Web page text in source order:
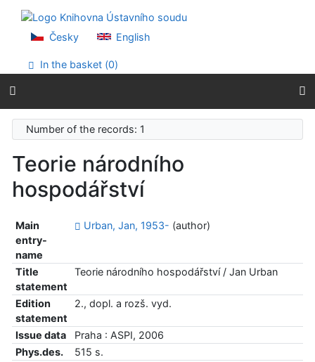
Go to menu
Accessibility declaration
Česky English
In the basket (0)
Number of the records: 1
Teorie národního
hospodářství
Main
entry-
name
Urban, Jan, 1953- (author)
Title
statement
Teorie národního hospodářství / Jan Urban
Edition
statement
2., dopl. a rozš. vyd.
Issue data
Praha : ASPI, 2006
Phys.des.
515 s.